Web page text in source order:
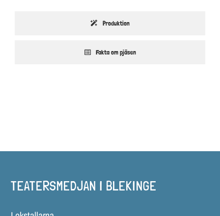
Produktion
Fakta om pjäsen
TEATERSMEDJAN I BLEKINGE